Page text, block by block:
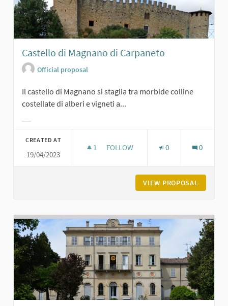
Castello di Magnano di Carpaneto
Official proposal
Il castello di Magnano si staglia tra morbide colline
costellate di alberi e vigneti a...
CREATED AT
19/04/2023
1 1 FOLLOWER
FOLLOW 0 0
VIEW PROPOSAL